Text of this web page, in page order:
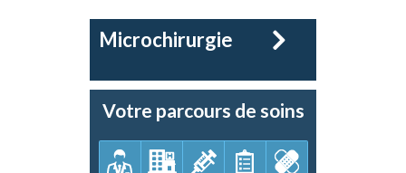
Microchirurgie
Votre parcours de soins